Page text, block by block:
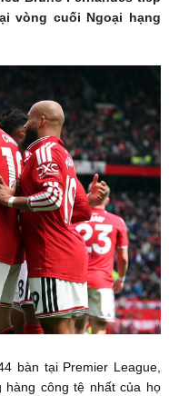
vòng cuối Ngoại hạng
bàn tại Premier League,
hàng công tệ nhất của họ